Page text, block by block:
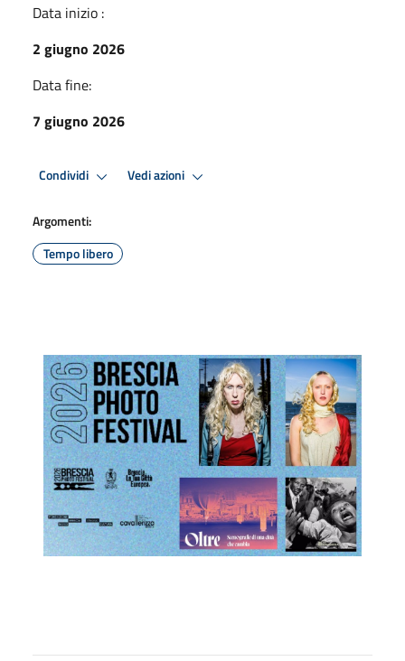
Data inizio :
2 giugno 2026
Data fine:
7 giugno 2026
Condividi Vedi azioni
Argomenti:
Tempo libero